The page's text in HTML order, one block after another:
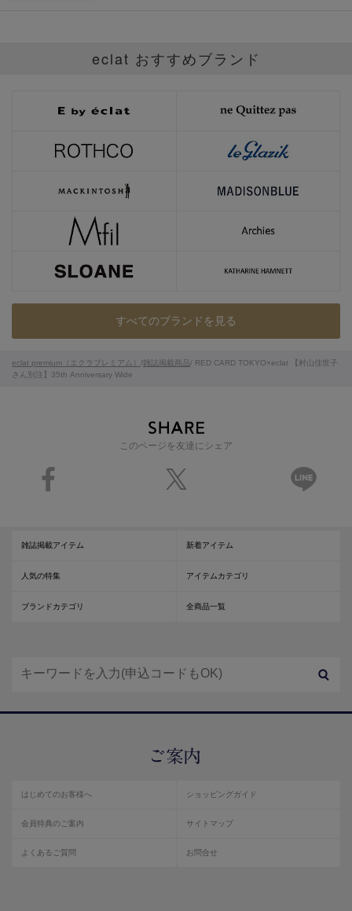
このページを友達にシェア
eclat おすすめブランド
すべてのブランドを見る
eclat premium（エクラプレミアム） /雑誌掲載商品/ RED CARD TOKYO×eclat 【村山佳世子
さん別注】35th Anniversary Wide
雑誌掲載アイテム 新着アイテム
人気の特集 アイテムカテゴリ
ブランドカテゴリ 全商品一覧
はじめてのお客様へ ショッピングガイド
会員特典のご案内 サイトマップ
よくあるご質問 お問合せ